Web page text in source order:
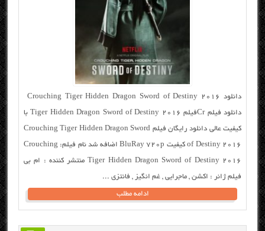
دانلود فیلم Crفیلم Tiger Hidden Dragon Sword of Destiny 2016 با
کیفیت عالی دانلود رایگان فیلم Crouching Tiger Hidden Dragon Sword
of Destiny 2016 کیفیت BluRay 720p اضافه شد نام فیلم: Crouching
Tiger Hidden Dragon Sword of Destiny 2016 منتشر کننده : ام بی
فیلم ژانر : اکشن , ماجرایی , غم انگیز , فانتزی ...
ادامه مطلب